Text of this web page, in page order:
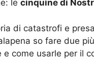
le cinquine di
di catastrofi e
so fare due
come usarle per il